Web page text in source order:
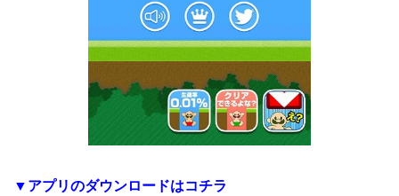
▼アプリのダウンロードはコチラ